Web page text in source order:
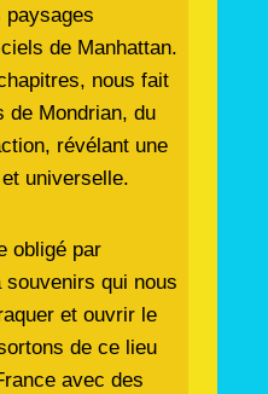
paysages
de Manhattan.
nous fait
de Mondrian, du
révélant une
universelle.
obligé par
souvenirs qui nous
et ouvrir le
de ce lieu
avec des